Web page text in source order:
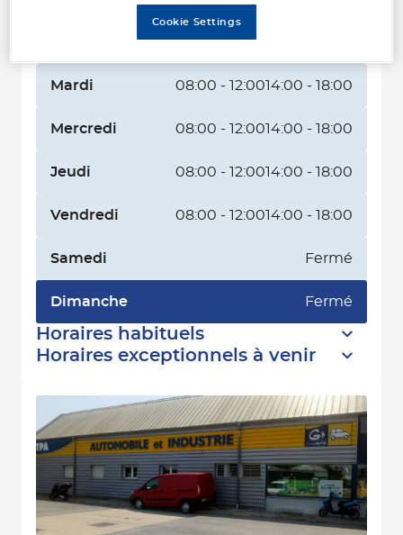
Horaires d'ouverture
08:00 - 12:00
Mardi 08:00 - 12:0014:00 - 18:00
Mercredi 08:00 - 12:0014:00 - 18:00
Jeudi 08:00 - 12:0014:00 - 18:00
Vendredi 08:00 - 12:0014:00 - 18:00
Samedi Fermé
Dimanche Fermé
Horaires habituels
Horaires exceptionnels à venir
Cookie Settings